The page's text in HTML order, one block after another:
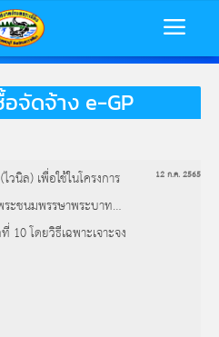
จัดจ้าง e-GP
วนิล) เพื่อใช้ในโครงการ
ระชนมพรรษาพระบาท
10 โดยวิธีเฉพาะเจาะจง
12 ก.ค. 2565